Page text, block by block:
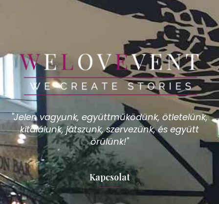
"Jelen vagyunk, együttműködünk, ötletelünk,
kitalálunk, játszunk, szervezünk, és együtt
örülünk!"
Kapcsolat